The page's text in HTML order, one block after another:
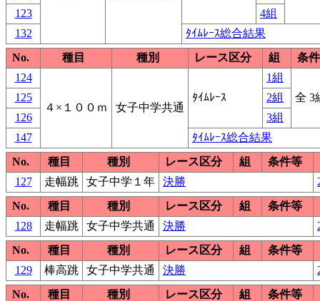
123
4組
132
ﾀｲﾑﾚｰｽ総合結果
No.
種目 種別 レース区分 組
条
124
４×１００ｍ 女子中学共通
ﾀｲﾑﾚｰｽ
1組
全 3
125
2組
126
3組
147
ﾀｲﾑﾚｰｽ総合結果
No.
種目 種別 レース区分 組
条件等
127
走幅跳 女子中学１年 決勝
No.
種目 種別 レース区分 組
条件等
128
走幅跳 女子中学共通 決勝
No.
種目 種別 レース区分 組
条件等
129
棒高跳 女子中学共通 決勝
No.
種目 種別 レース区分 組
条件等